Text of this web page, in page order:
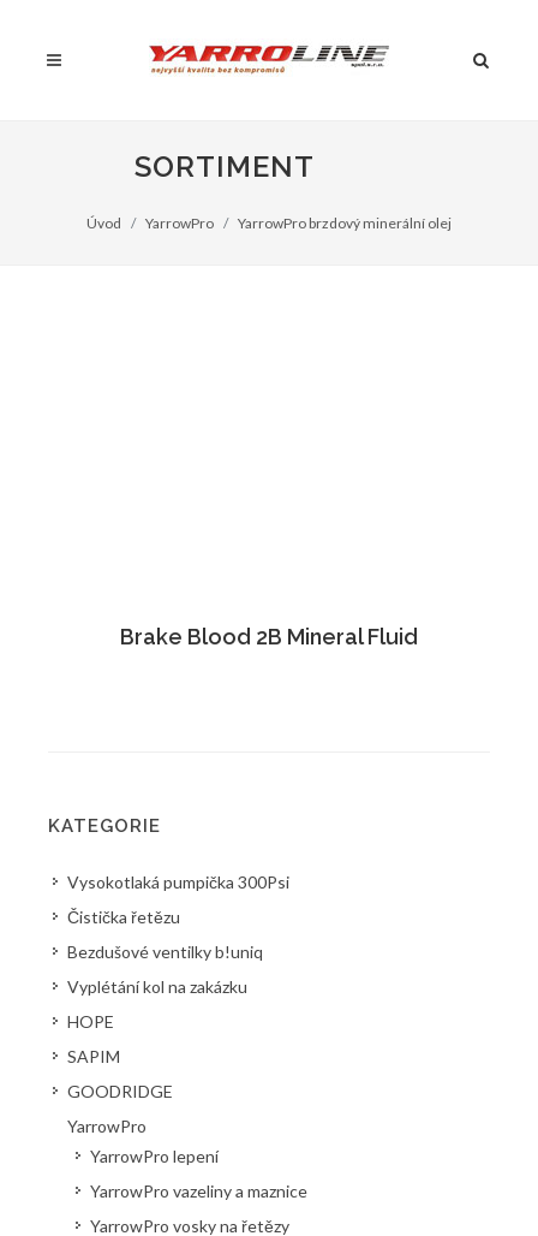
SORTIMENT
Úvod YarrowPro YarrowPro brzdový minerální olej
Brake Blood 2B Mineral Fluid
KATEGORIE
Vysokotlaká pumpička 300Psi
Čistička řetězu
Bezdušové ventilky b!uniq
Vyplétání kol na zakázku
HOPE
SAPIM
GOODRIDGE
YarrowPro
YarrowPro lepení
YarrowPro vazeliny a maznice
YarrowPro vosky na řetězy